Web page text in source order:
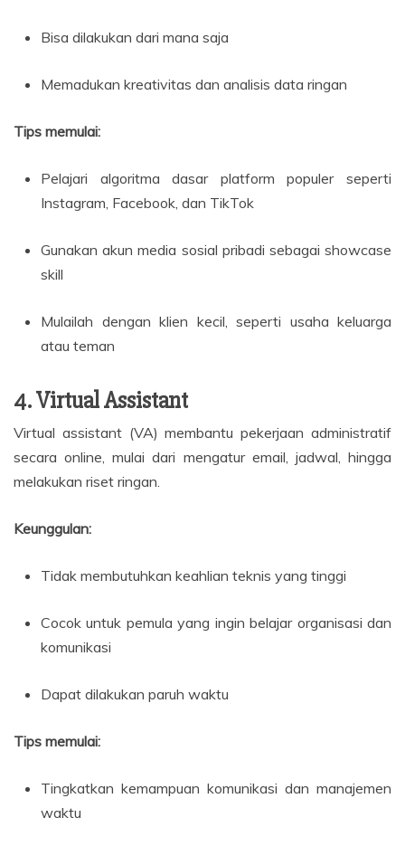
Bisa dilakukan dari mana saja
Memadukan kreativitas dan analisis data ringan
Tips memulai:
Pelajari algoritma dasar platform populer seperti
Instagram, Facebook, dan TikTok
Gunakan akun media sosial pribadi sebagai showcase
skill
Mulailah dengan klien kecil, seperti usaha keluarga
atau teman
4. Virtual Assistant
Virtual assistant (VA) membantu pekerjaan administratif
secara online, mulai dari mengatur email, jadwal, hingga
melakukan riset ringan.
Keunggulan:
Tidak membutuhkan keahlian teknis yang tinggi
Cocok untuk pemula yang ingin belajar organisasi dan
komunikasi
Dapat dilakukan paruh waktu
Tips memulai:
Tingkatkan kemampuan komunikasi dan manajemen
waktu